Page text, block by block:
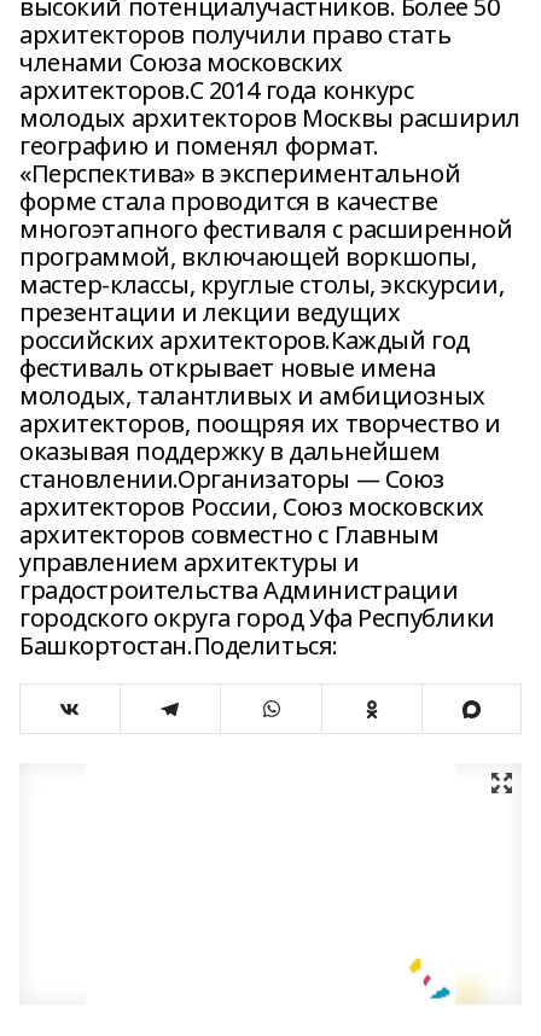
высокий потенциалучастников. Более 50
архитекторов получили право стать
членами Союза московских
архитекторов.С 2014 года конкурс
молодых архитекторов Москвы расширил
географию и поменял формат.
«Перспектива» в экспериментальной
форме стала проводится в качестве
многоэтапного фестиваля с расширенной
программой, включающей воркшопы,
мастер-классы, круглые столы, экскурсии,
презентации и лекции ведущих
российских архитекторов.Каждый год
фестиваль открывает новые имена
молодых, талантливых и амбициозных
архитекторов, поощряя их творчество и
оказывая поддержку в дальнейшем
становлении.Организаторы — Союз
архитекторов России, Союз московских
архитекторов совместно с Главным
управлением архитектуры и
градостроительства Администрации
городского округа город Уфа Республики
Башкортостан.Поделиться: